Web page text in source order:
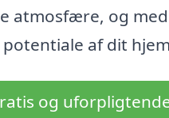
atmosfære, og
af dit
og